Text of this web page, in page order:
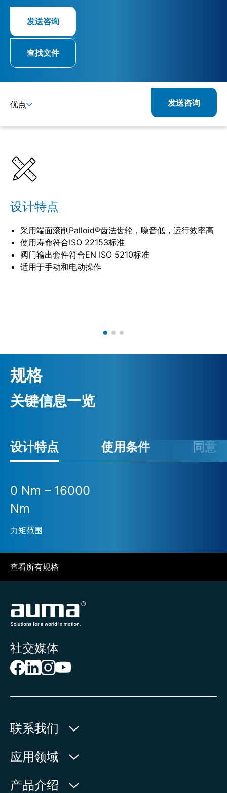
发送咨询
查找文件
优点 发送咨询
设计特点
采用端面滚削Palloid®齿法齿轮，噪音低，运行效率高
使用寿命符合ISO 22153标准
阀门输出套件符合EN ISO 5210标准
适用于手动和电动操作
规格
关键信息一览
设计特点 使用条件 同意
0 Nm – 16000
Nm
力矩范围
查看所有规格
社交媒体
联系我们
欧玛执行器(中国)有限公司
人民北路171号
应用领域
水利
产品介绍